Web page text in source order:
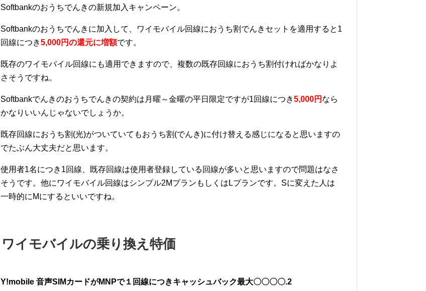
Softbankのおうちでんきの新規加入キャンペーン。
Softbankのおうちでんきに加入して、ワイモバイル回線におうち割でんきセットを適用すると1
回線につき5,000円の還元に増額です。
既存のワイモバイル回線にも適用できますので、複数の既存回線におうち割付ければかなりよ
さそうですね。
Softbankでんきのおうちでんきの契約は月曜～金曜の平日限定ですが1回線につき5,000円 なら
かなりいいんじゃないでしょうか。
既存回線におうち割(光)がついていてもおうち割(でんき)に付け替える感じになると思いますの
でたぶん大丈夫だと思います。
使用者1名につき1回線、既存回線は使用者登録している回線が多いと思いますので問題はなさ
そうです。他にワイモバイル回線はシンプル2MプランもしくはLプランです。Sに変えた人は
一時的にMにするといいですね。
ワイモバイルの乗り換え特価
Y!mobile 音声SIMカードがMNPで１回線につきキャッシュバック最大〇〇〇〇.2